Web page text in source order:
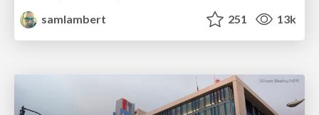
samlambert
251 13k